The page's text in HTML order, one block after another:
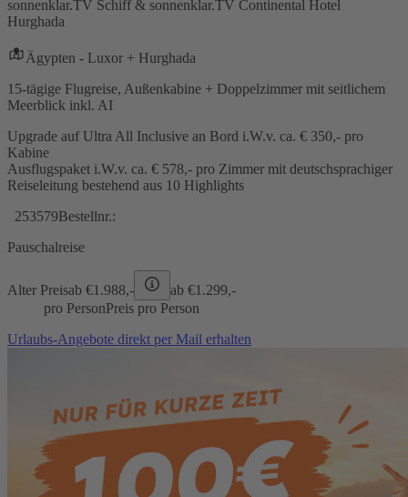
sonnenklar.TV Schiff & sonnenklar.TV Continental Hotel
Hurghada
Ägypten - Luxor + Hurghada
15-tägige Flugreise, Außenkabine + Doppelzimmer mit seitlichem
Meerblick inkl. AI
Upgrade auf Ultra All Inclusive an Bord i.W.v. ca. € 350,- pro
Kabine
Ausflugspaket i.W.v. ca. € 578,- pro Zimmer mit deutschsprachiger
Reiseleitung bestehend aus 10 Highlights
253579Bestellnr.:
Pauschalreise
Alter Preisab €1.988,- ab €1.299,-
pro PersonPreis pro Person
Urlaubs-Angebote direkt per Mail erhalten